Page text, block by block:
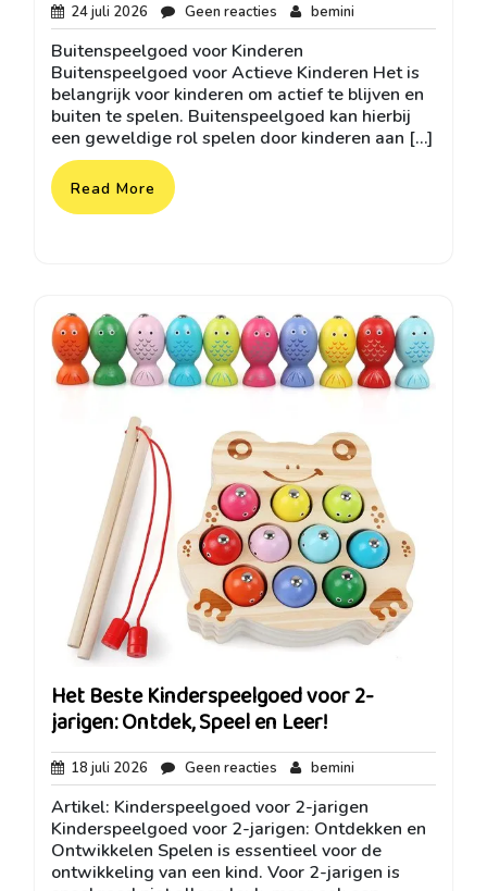
24 juli 2026 24
juli
2026
Geen reacties Geen
reacties
bemini
Buitenspeelgoed voor Kinderen
Buitenspeelgoed voor Actieve Kinderen Het is
belangrijk voor kinderen om actief te blijven en
buiten te spelen. Buitenspeelgoed kan hierbij
een geweldige rol spelen door kinderen aan […]
Read More
Het Beste Kinderspeelgoed voor 2-
jarigen: Ontdek, Speel en Leer!
18 juli 2026 18
juli
2026
Geen reacties Geen
reacties
bemini
Artikel: Kinderspeelgoed voor 2-jarigen
Kinderspeelgoed voor 2-jarigen: Ontdekken en
Ontwikkelen Spelen is essentieel voor de
ontwikkeling van een kind. Voor 2-jarigen is